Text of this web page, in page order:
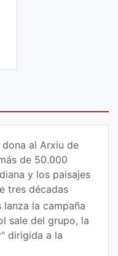
al Arxiu de
de 50.000
y los paisajes
tres décadas
la campaña
sale del grupo, la
dirigida a la